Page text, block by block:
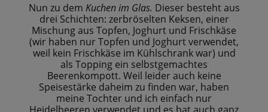
Nun zu dem Kuchen im Glas. Dieser besteht aus
drei Schichten: zerbröselten Keksen, einer
Mischung aus Topfen, Joghurt und Frischkäse
(wir haben nur Topfen und Joghurt verwendet,
weil kein Frischkäse im Kühlschrank war) und
als Topping ein selbstgemachtes
Beerenkompott. Weil leider auch keine
Speisestärke daheim zu finden war, haben
meine Tochter und ich einfach nur